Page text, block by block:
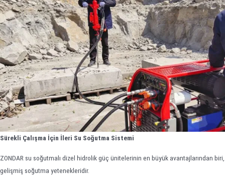
Sürekli Çalışma İçin İleri Su Soğutma Sistemi
ZONDAR su soğutmalı dizel hidrolik güç ünitelerinin en büyük avantajlarından biri,
gelişmiş soğutma yetenekleridir.